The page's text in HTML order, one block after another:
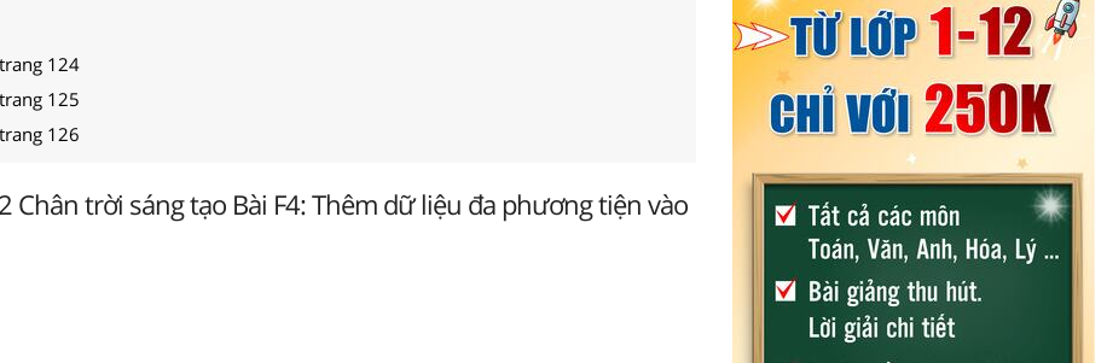
124
125
126
Chân trời sáng tạo Bài F4: Thêm dữ liệu đa phương tiện vào